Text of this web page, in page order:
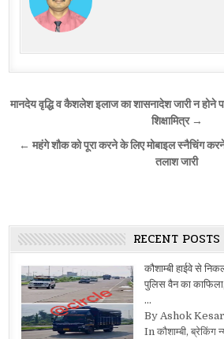
Post
मानदेय वृद्धि व कैशलेश इलाज का शासनादेश जारी न होने
शिक्षामित्र →
← महंगे शौक को पूरा करने के लिए मोबाइल स्नैचिंग
तलाश जारी
RECENT POSTS
कौशाम्बी हाईवे से
पुलिस वैन का
…
By Ashok
In कौशाम्बी, ब्रेकिंग